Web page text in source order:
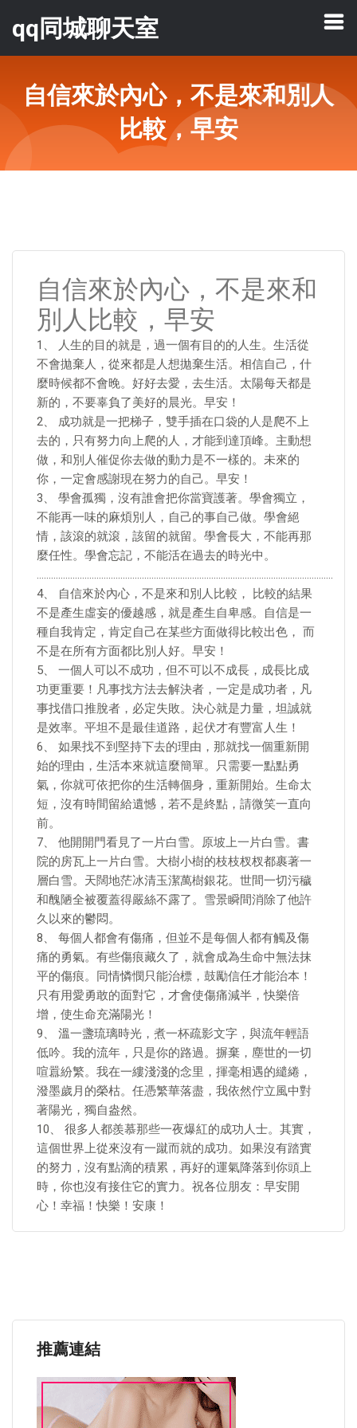
qq同城聊天室
自信來於內心，不是來和別人
比較，早安
自信來於內心，不是來和
別人比較，早安
1、 人生的目的就是，過一個有目的的人生。生活從
不會拋棄人，從來都是人想拋棄生活。相信自己，什
麼時候都不會晚。好好去愛，去生活。太陽每天都是
新的，不要辜負了美好的晨光。早安！
2、 成功就是一把梯子，雙手插在口袋的人是爬不上
去的，只有努力向上爬的人，才能到達頂峰。主動想
做，和別人催促你去做的動力是不一樣的。未來的
你，一定會感謝現在努力的自己。早安！
3、 學會孤獨，沒有誰會把你當寶護著。學會獨立，
不能再一味的麻煩別人，自己的事自己做。學會絕
情，該滾的就滾，該留的就留。學會長大，不能再那
麼任性。學會忘記，不能活在過去的時光中。
…………………………………………………………………………………………………………….
4、 自信來於內心，不是來和別人比較， 比較的結果
不是產生虛妄的優越感，就是產生自卑感。自信是一
種自我肯定，肯定自己在某些方面做得比較出色， 而
不是在所有方面都比別人好。早安！
5、 一個人可以不成功，但不可以不成長，成長比成
功更重要！凡事找方法去解決者，一定是成功者，凡
事找借口推脫者，必定失敗。決心就是力量，坦誠就
是效率。平坦不是最佳道路，起伏才有豐富人生！
6、 如果找不到堅持下去的理由，那就找一個重新開
始的理由，生活本來就這麼簡單。只需要一點點勇
氣，你就可依把你的生活轉個身，重新開始。生命太
短，沒有時間留給遺憾，若不是終點，請微笑一直向
前。
7、 他開開門看見了一片白雪。原坡上一片白雪。書
院的房瓦上一片白雪。大樹小樹的枝枝杈杈都裹著一
層白雪。天闊地茫冰清玉潔萬樹銀花。世間一切污穢
和醜陋全被覆蓋得嚴絲不露了。雪景瞬間消除了他許
久以來的鬱悶。
8、 每個人都會有傷痛，但並不是每個人都有觸及傷
痛的勇氣。有些傷痕藏久了，就會成為生命中無法抹
平的傷痕。同情憐憫只能治標，鼓勵信任才能治本！
只有用愛勇敢的面對它，才會使傷痛減半，快樂倍
增，使生命充滿陽光！
9、 溫一盞琉璃時光，煮一杯疏影文字，與流年輕語
低吟。我的流年，只是你的路過。摒棄，塵世的一切
喧囂紛繁。我在一縷淺淺的念里，揮毫相遇的繾綣，
潑墨歲月的榮枯。任憑繁華落盡，我依然佇立風中對
著陽光，獨自盎然。
10、 很多人都羨慕那些一夜爆紅的成功人士。其實，
這個世界上從來沒有一蹴而就的成功。如果沒有踏實
的努力，沒有點滴的積累，再好的運氣降落到你頭上
時，你也沒有接住它的實力。祝各位朋友：早安開
心！幸福！快樂！安康！
推薦連結